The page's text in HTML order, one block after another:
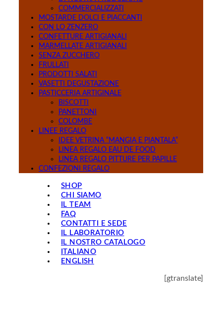
COMMERCIALIZZATI
MOSTARDE DOLCI E PIACCANTI
CON LO ZENZERO
CONFETTURE ARTIGIANALI
MARMELLATE ARTIGIANALI
SENZA ZUCCHERO
FRULLATI
PRODOTTI SALATI
VASETTI DEGUSTAZIONE
PASTICCERIA ARTIGINALE
BISCOTTI
PANETTONI
COLOMBE
LINEE REGALO
IDEE VETRINA “MANGIA E PIANTALA”
LINEA REGALO EAU DE FOOD
LINEA REGALO PITTURE PER PAPILLE
CONFEZIONI REGALO
SHOP
CHI SIAMO
IL TEAM
FAQ
CONTATTI E SEDE
IL LABORATORIO
IL NOSTRO CATALOGO
ITALIANO
ENGLISH
[gtranslate]